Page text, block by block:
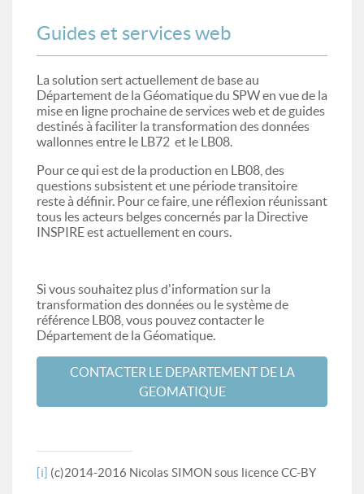
Guides et services web
La solution sert actuellement de base au
Département de la Géomatique du SPW en vue de la
mise en ligne prochaine de services web et de guides
destinés à faciliter la transformation des données
wallonnes entre le LB72 et le LB08.
Pour ce qui est de la production en LB08, des
questions subsistent et une période transitoire
reste à définir. Pour ce faire, une réflexion réunissant
tous les acteurs belges concernés par la Directive
INSPIRE est actuellement en cours.
Si vous souhaitez plus d'information sur la
transformation des données ou le système de
référence LB08, vous pouvez contacter le
Département de la Géomatique.
CONTACTER LE DEPARTEMENT DE LA
GEOMATIQUE
[i] (c)2014-2016 Nicolas SIMON sous licence CC-BY